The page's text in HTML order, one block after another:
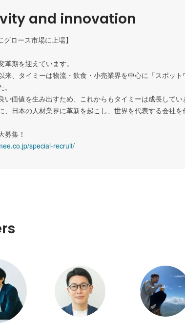
and innovation
グロース市場に上場】
革期を迎えています。
来、タイミーは物流・飲食・小売業界を中心に「スポッ
い価値を生み出すため、これからもタイミーは成長してい
、日本の人材業界に革新を起こし、世界を代表する会社を
special-recruit/